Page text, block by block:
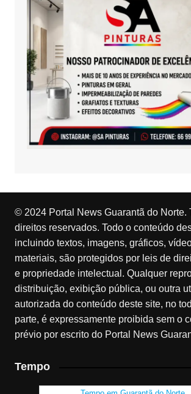
© 2024 Portal News Guarantã do Norte.
direitos reservados. Todo o conteúdo
incluindo textos, imagens, gráficos,
materiais, são protegidos por leis de
e propriedade intelectual. Qualquer
distribuição, exibição pública, ou outra
autorizada do conteúdo deste site, no
parte, é expressamente proibida sem o
prévio por escrito do Portal News
Tempo